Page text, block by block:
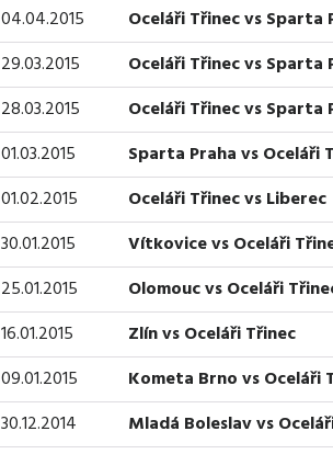
04.04.2015 Oceláři Třinec vs Sparta
29.03.2015 Oceláři Třinec vs Sparta
28.03.2015 Oceláři Třinec vs Sparta
01.03.2015 Sparta Praha vs Oceláři
01.02.2015 Oceláři Třinec vs Liberec
30.01.2015 Vítkovice vs Oceláři
25.01.2015 Olomouc vs Oceláři
16.01.2015 Zlín vs Oceláři Třinec
09.01.2015 Kometa Brno vs Oceláři
30.12.2014 Mladá Boleslav vs